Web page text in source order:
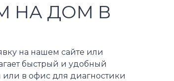
НА ДОМ В
на нашем сайте или
быстрый и удобный
в офис для диагностики